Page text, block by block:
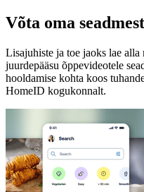
Võta oma
Lisajuhiste ja toe jaoks lae
juurdepääsu õppevideotele
hooldamise kohta koos
HomeID kogukonnalt.